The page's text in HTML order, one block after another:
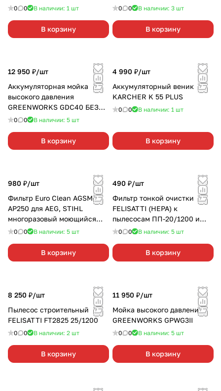
0 0 В наличии: 1 шт
В корзину
0 0 В наличии: 3 шт
В корзину
12 950 ₽/шт
Аккумуляторная мойка
высокого давления
GREENWORKS GDC40 БЕЗ
АККУМ.И З/У
0 0 В наличии: 5 шт
В корзину
4 990 ₽/шт
Аккумуляторный веник
KARCHER K 55 PLUS
0 0 В наличии: 1 шт
В корзину
980 ₽/шт
Фильтр Euro Clean AGSM-
AP250 для AEG, STIHL
многоразовый моющийся
(полиэстер)
0 0 В наличии: 5 шт
В корзину
490 ₽/шт
Фильтр тонкой очистки
FELISATTI (НЕРА) к
пылесосам ПП-20/1200 и
ПП-25/1200
0 0 В наличии: 5 шт
В корзину
8 250 ₽/шт
Пылесос строительный
FELISATTI FT2825 25/1200
0 0 В наличии: 2 шт
В корзину
11 950 ₽/шт
Мойка высокого давления
GREENWORKS GPWG3II
0 0 В наличии: 5 шт
В корзину